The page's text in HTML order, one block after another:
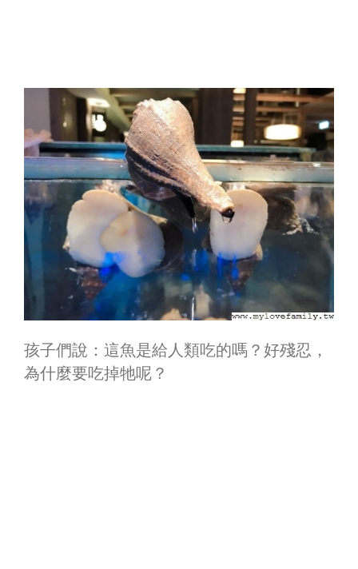
孩子們說：這魚是給人類吃的嗎？好殘忍，
為什麼要吃掉牠呢？